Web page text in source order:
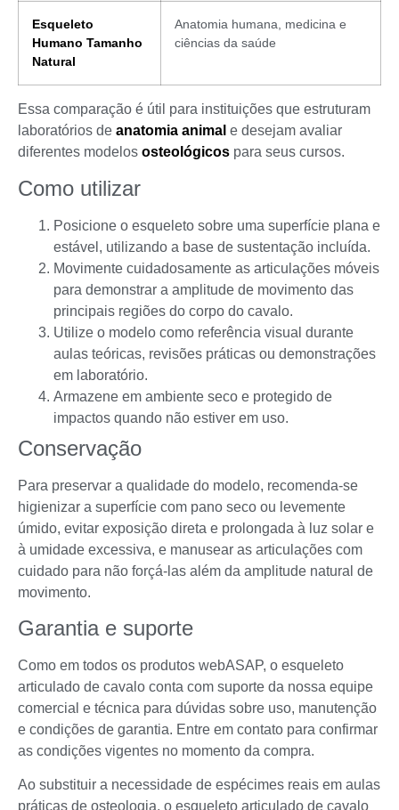
Esqueleto
Humano Tamanho
Natural
Anatomia humana, medicina e
ciências da saúde
Essa comparação é útil para instituições que estruturam
laboratórios de anatomia animal e desejam avaliar
diferentes modelos osteológicos para seus cursos.
Como utilizar
Posicione o esqueleto sobre uma superfície plana e
estável, utilizando a base de sustentação incluída.
Movimente cuidadosamente as articulações móveis
para demonstrar a amplitude de movimento das
principais regiões do corpo do cavalo.
Utilize o modelo como referência visual durante
aulas teóricas, revisões práticas ou demonstrações
em laboratório.
Armazene em ambiente seco e protegido de
impactos quando não estiver em uso.
Conservação
Para preservar a qualidade do modelo, recomenda-se
higienizar a superfície com pano seco ou levemente
úmido, evitar exposição direta e prolongada à luz solar e
à umidade excessiva, e manusear as articulações com
cuidado para não forçá-las além da amplitude natural de
movimento.
Garantia e suporte
Como em todos os produtos webASAP, o esqueleto
articulado de cavalo conta com suporte da nossa equipe
comercial e técnica para dúvidas sobre uso, manutenção
e condições de garantia. Entre em contato para confirmar
as condições vigentes no momento da compra.
Ao substituir a necessidade de espécimes reais em aulas
práticas de osteologia, o esqueleto articulado de cavalo